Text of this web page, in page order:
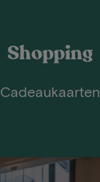
Shopping
Cadeaukaarten